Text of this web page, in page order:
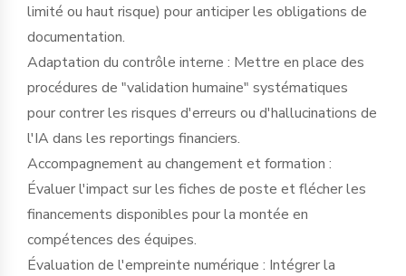
limité ou haut risque) pour anticiper les obligations de
documentation.
Adaptation du contrôle interne : Mettre en place des
procédures de "validation humaine" systématiques
pour contrer les risques d'erreurs ou d'hallucinations de
l'IA dans les reportings financiers.
Accompagnement au changement et formation :
Évaluer l'impact sur les fiches de poste et flécher les
financements disponibles pour la montée en
compétences des équipes.
Évaluation de l'empreinte numérique : Intégrer la